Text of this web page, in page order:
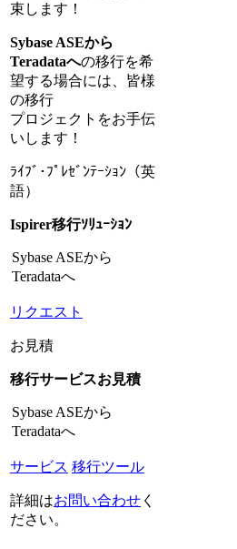
束します！
Sybase ASEから
Teradataへの移行を希
望する場合には、皆様
の移行
プロジェクトをお手伝
いします！
ﾗｲﾌﾞ･ﾌﾟﾚｾﾞﾝﾃｰｼｮﾝ（英
語）
Ispirer移行ｿﾘｭｰｼｮﾝ
Sybase ASEから
Teradataへ
リクエスト
お見積
移行サービスお見積
Sybase ASEから
Teradataへ
サービス 移行ツール
詳細はお問い合わせ く
ださい。